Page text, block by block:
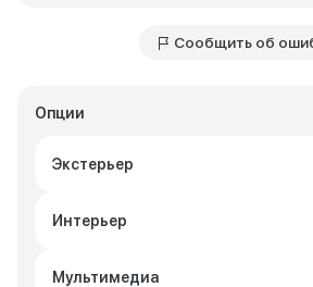
Опции
Экстерьер
Интерьер
Мультимедиа
Сообщить об